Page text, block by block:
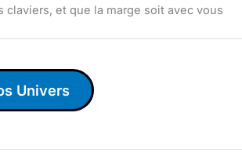
claviers, et que la marge soit avec vous
Univers